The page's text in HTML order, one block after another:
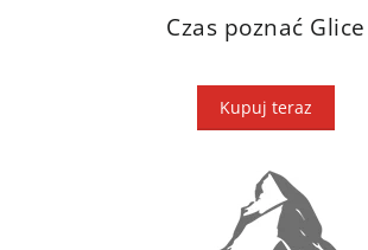
Czas poznać Glice
Kupuj teraz